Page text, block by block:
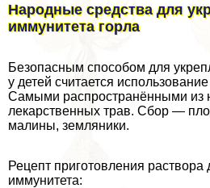
Народные средства для
иммунитета горла
Безопасным способом для
у детей считается
Самыми распространёнными из
лекарственных трав. Сбор —
малины, земляники.
Рецепт приготовления раствора
иммунитета: